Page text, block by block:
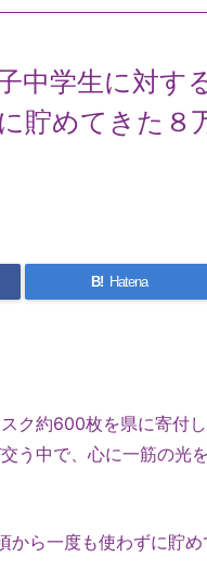
中学生に対す
めてきた８
B! Hatena
ク約600枚を県に寄付
う中で、心に一筋の光
ら一度も使わずに貯